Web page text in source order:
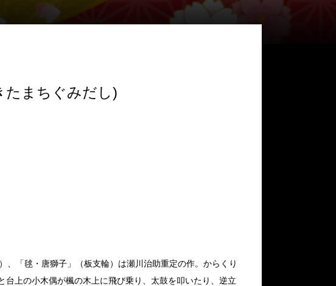
たまちぐみだし)
、「毬・唐獅子」（板支輪）は瀬川治助重定の作。からくり
台上の小木偶が楓の木上に飛び乗り、太鼓を叩いたり、逆立